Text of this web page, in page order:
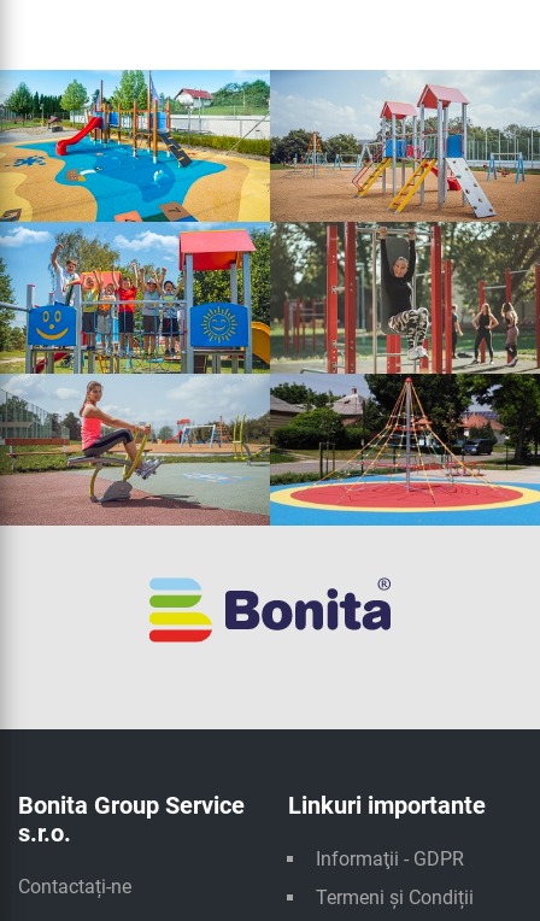
Bonita Group Service
s.r.o.
Contactați-ne
Linkuri importante
Informaţii - GDPR
Termeni și Condiții